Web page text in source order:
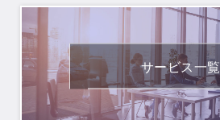
サービス一覧
READ MORE